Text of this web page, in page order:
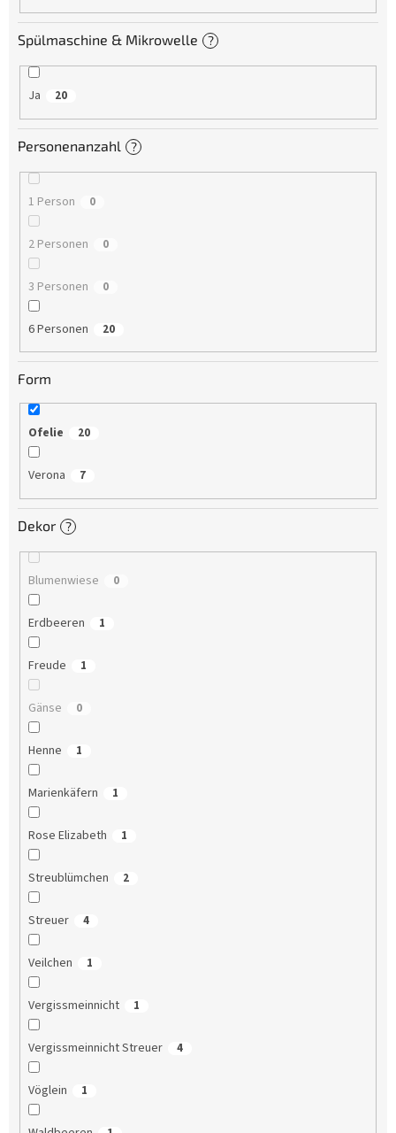
Spülmaschine & Mikrowelle ?
Ja 20
Personenanzahl ?
1 Person 0
2 Personen 0
3 Personen 0
6 Personen 20
Form
Ofelie 20
Verona 7
Dekor ?
Blumenwiese 0
Erdbeeren 1
Freude 1
Gänse 0
Henne 1
Marienkäfern 1
Rose Elizabeth 1
Streublümchen 2
Streuer 4
Veilchen 1
Vergissmeinnicht 1
Vergissmeinnicht Streuer 4
Vöglein 1